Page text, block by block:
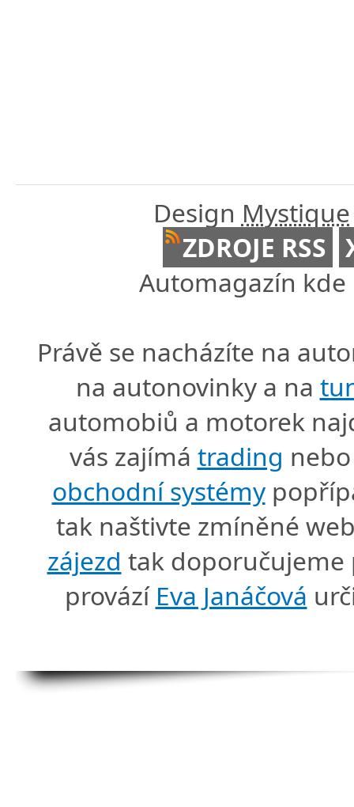
Design Mystique
ZDROJE RSS
Automagazín
Právě se nacházíte na
na autonovinky a na
automobiů a motorek
vás zajímá trading
obchodní systémy
tak naštivte zmíněné
zájezd tak doporučujeme
provází Eva Janáčová